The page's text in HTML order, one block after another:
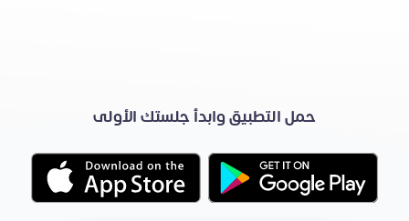
حمل التطبيق وابدأ جلستك الأولى